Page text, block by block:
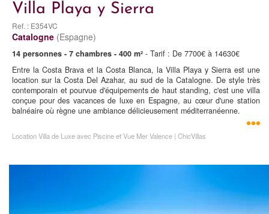
Villa Playa y Sierra
Ref. : E354VC
Catalogne (Espagne)
14 personnes - 7 chambres - 400 m² - Tarif : De 7700€ à 14630€
Entre la Costa Brava et la Costa Blanca, la Villa Playa y Sierra est une
location sur la Costa Del Azahar, au sud de la Catalogne. De style très
contemporain et pourvue d'équipements de haut standing, c'est une villa
conçue pour des vacances de luxe en Espagne, au cœur d'une station
balnéaire où règne une ambiance délicieusement méditerranéenne.
Location Villa de Luxe avec Piscine et Vue Mer Valence | ChicVillas